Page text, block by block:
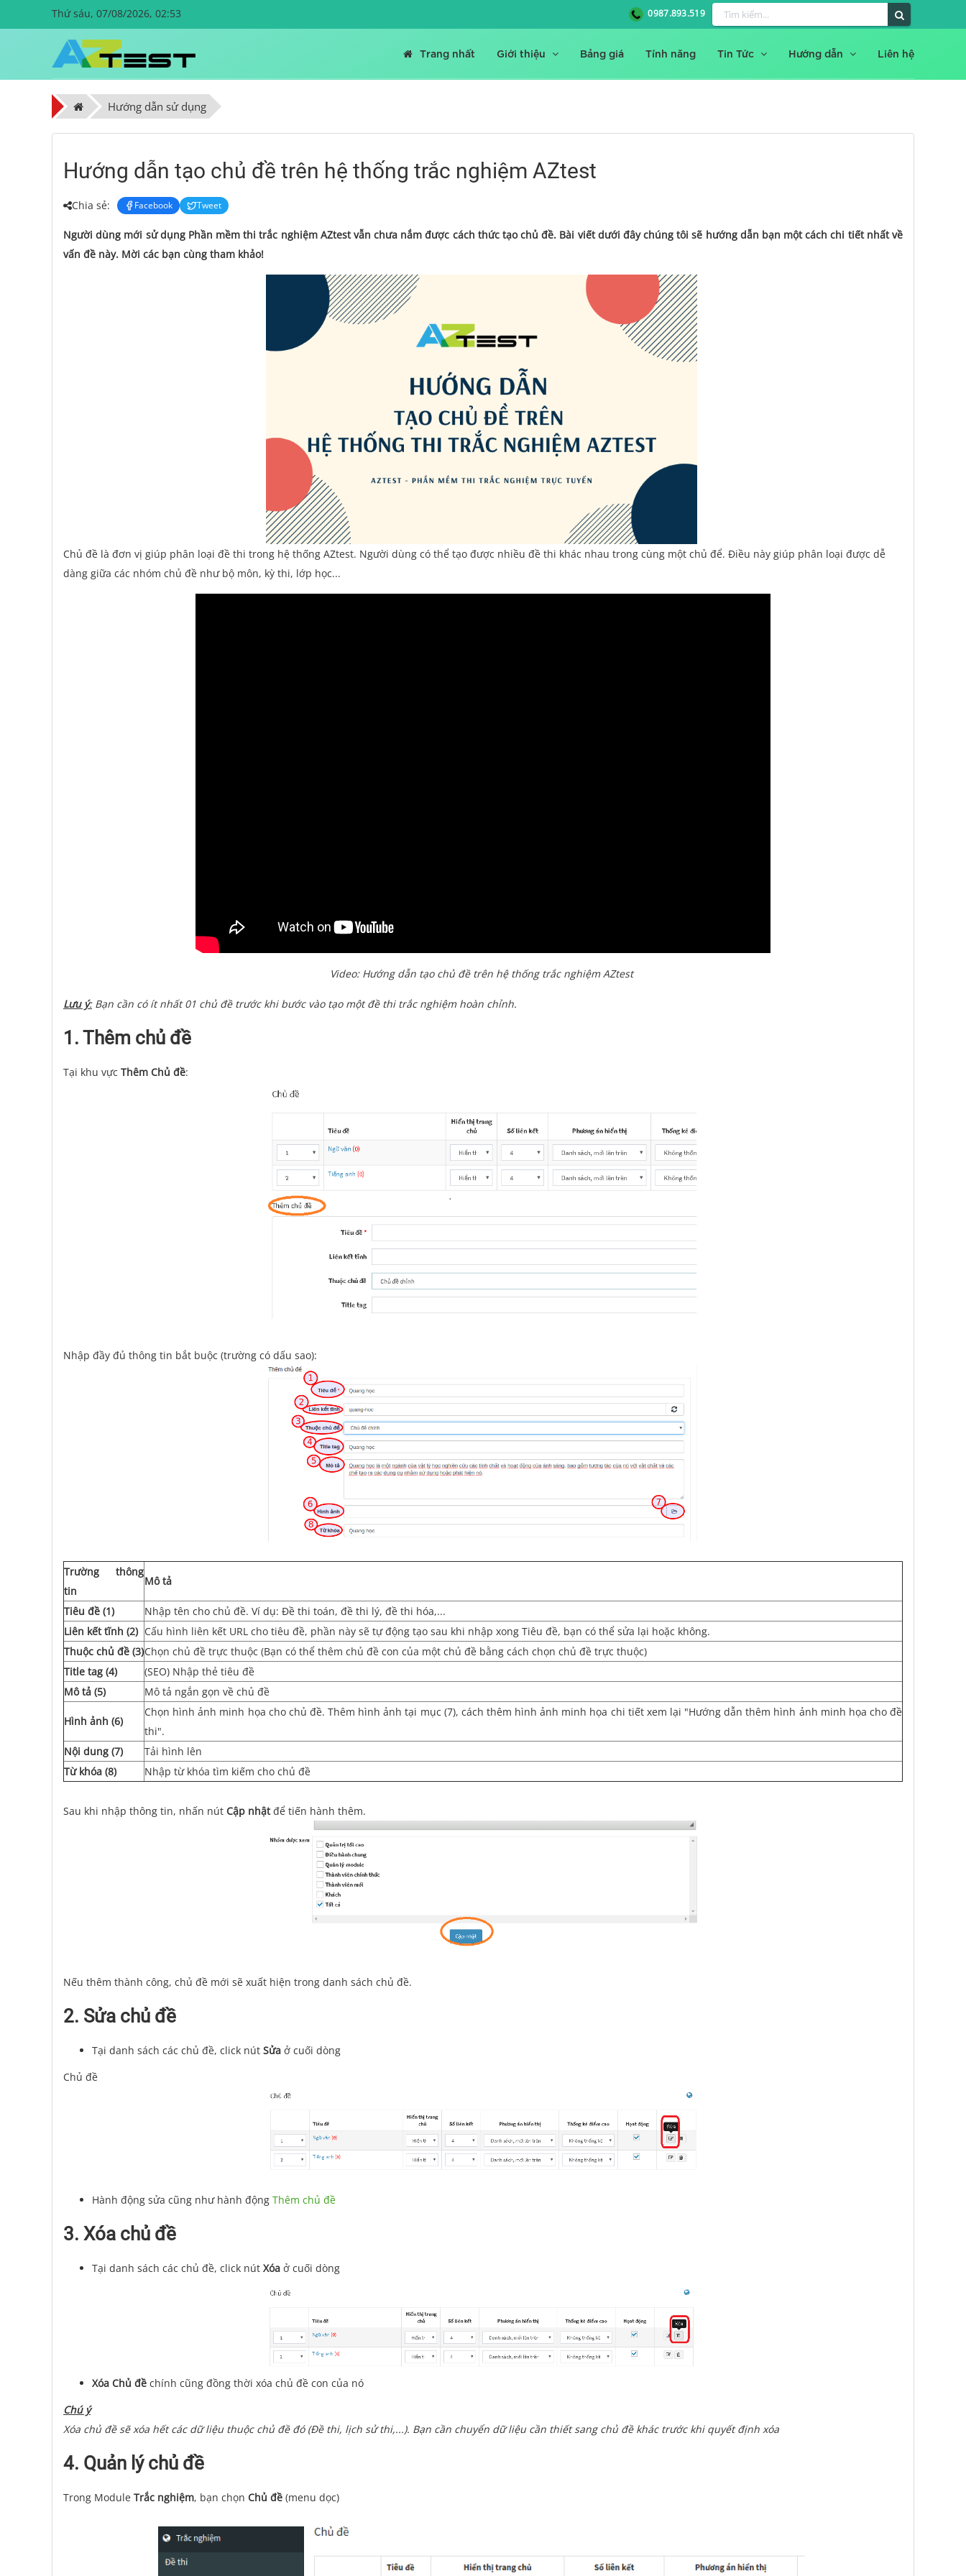
Thứ sáu, 07/08/2026, 02:53 0987.893.519
Trang nhất Giới thiệu Bảng giá Tính năng Tin Tức Hướng dẫn Liên hệ
Hướng dẫn sử dụng
Hướng dẫn tạo chủ đề trên hệ thống trắc nghiệm AZtest
Chia sẻ: Facebook Tweet
Người dùng mới sử dụng Phần mềm thi trắc nghiệm AZtest vẫn chưa nắm được cách thức tạo chủ đề. Bài viết dưới đây chúng tôi sẽ hướng dẫn bạn một cách chi tiết nhất về
vấn đề này. Mời các bạn cùng tham khảo!
Chủ đề là đơn vị giúp phân loại đề thi trong hệ thống AZtest. Người dùng có thể tạo được nhiều đề thi khác nhau trong cùng một chủ để. Điều này giúp phân loại được dễ
dàng giữa các nhóm chủ đề như bộ môn, kỳ thi, lớp học...
Video: Hướng dẫn tạo chủ đề trên hệ thống trắc nghiệm AZtest
Lưu ý:Bạn cần có ít nhất 01 chủ đề trước khi bước vào tạo một đề thi trắc nghiệm hoàn chỉnh.
1. Thêm chủ đề
Tại khu vực Thêm Chủ đề:
Nhập đầy đủ thông tin bắt buộc (trường có dấu sao):
Trường thông
tin
Mô tả
Tiêu đề (1)
Nhập tên cho chủ đề. Ví dụ: Đề thi toán, đề thi lý, đề thi hóa,...
Liên kết tĩnh (2) Cấu hình liên kết URL cho tiêu đề, phần này sẽ tự động tạo sau khi nhập xong Tiêu đề, bạn có thể sửa lại hoặc không.
Thuộc chủ đề (3)Chọn chủ đề trực thuộc (Bạn có thể thêm chủ đề con của một chủ đề bằng cách chọn chủ đề trực thuộc)
Title tag (4)
(SEO) Nhập thẻ tiêu đề
Mô tả (5)
Mô tả ngắn gọn về chủ đề
Hình ảnh (6)
Chọn hình ảnh minh họa cho chủ đề. Thêm hình ảnh tại mục (7), cách thêm hình ảnh minh họa chi tiết xem lại "Hướng dẫn thêm hình ảnh minh họa cho đề
thi".
Nội dung (7)
Tải hình lên
Từ khóa (8)
Nhập từ khóa tìm kiếm cho chủ đề
Sau khi nhập thông tin, nhấn nút Cập nhậtđể tiến hành thêm.
Nếu thêm thành công, chủ đề mới sẽ xuất hiện trong danh sách chủ đề.
2. Sửa chủ đề
Tại danh sách các chủ đề, click nút Sửa ở cuối dòng
Chủ đề
Hành động sửa cũng như hành động Thêm chủ đề
3. Xóa chủ đề
Tại danh sách các chủ đề, click nút Xóa ở cuối dòng
Xóa Chủ đề chính cũng đồng thời xóa chủ đề con của nó
Chú ý
Xóa chủ đề sẽ xóa hết các dữ liệu thuộc chủ đề đó (Đề thi, lịch sử thi,...). Bạn cần chuyển dữ liệu cần thiết sang chủ đề khác trước khi quyết định xóa
4. Quản lý chủ đề
Trong Module Trắc nghiệm, bạn chọn Chủ đề (menu dọc)